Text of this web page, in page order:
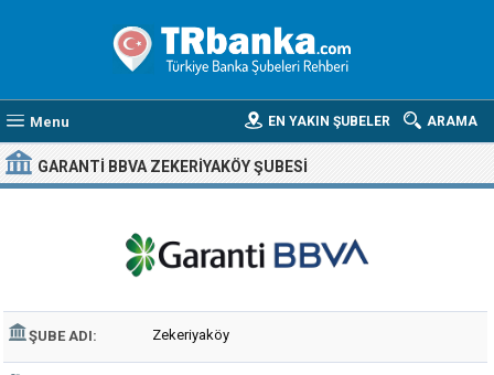
Menu ARAMA
EN YAKIN ŞUBELER
GARANTI BBVA ZEKERIYAKÖY ŞUBESI
ŞUBE ADI: Zekeriyaköy